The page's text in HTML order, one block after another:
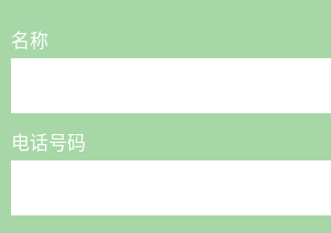
名称
电话号码